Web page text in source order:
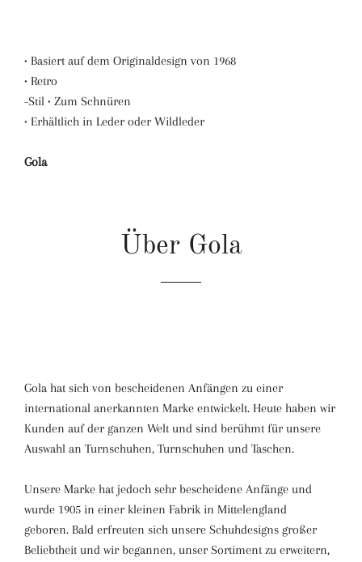
• Basiert auf dem Originaldesign von 1968
• Retro
-Stil • Zum Schnüren
• Erhältlich in Leder oder Wildleder
Gola
Über Gola
Gola hat sich von bescheidenen Anfängen zu einer
international anerkannten Marke entwickelt. Heute haben wir
Kunden auf der ganzen Welt und sind berühmt für unsere
Auswahl an Turnschuhen, Turnschuhen und Taschen.
Unsere Marke hat jedoch sehr bescheidene Anfänge und
wurde 1905 in einer kleinen Fabrik in Mittelengland
geboren. Bald erfreuten sich unsere Schuhdesigns großer
Beliebtheit und wir begannen, unser Sortiment zu erweitern,